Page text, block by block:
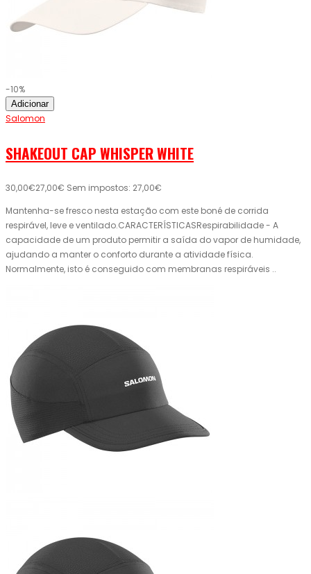
-10%
Adicionar
Salomon
SHAKEOUT CAP WHISPER WHITE
30,00€27,00€ Sem impostos: 27,00€
Mantenha-se fresco nesta estação com este boné de corrida
respirável, leve e ventilado.CARACTERÍSTICASRespirabilidade - A
capacidade de um produto permitir a saída do vapor de humidade,
ajudando a manter o conforto durante a atividade física.
Normalmente, isto é conseguido com membranas respiráveis ..